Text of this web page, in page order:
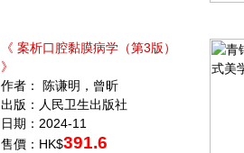
《 案析口腔黏膜病学（第3版）
》
作者： 陈谦明，曾昕
出版：人民卫生出版社
日期：2024-11
售價：HK$391.6